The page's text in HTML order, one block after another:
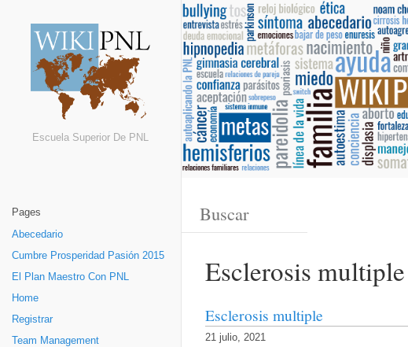
Escuela Superior De PNL
Pages
Abecedario
Cumbre Prosperidad Pasión 2015
El Plan Maestro Con PNL
Home
Registrar
Team Management
Esclerosis multiple
Esclerosis multiple
21 julio, 2021